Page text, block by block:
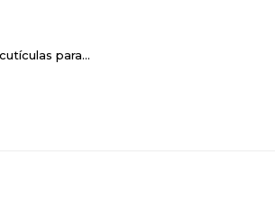
para...